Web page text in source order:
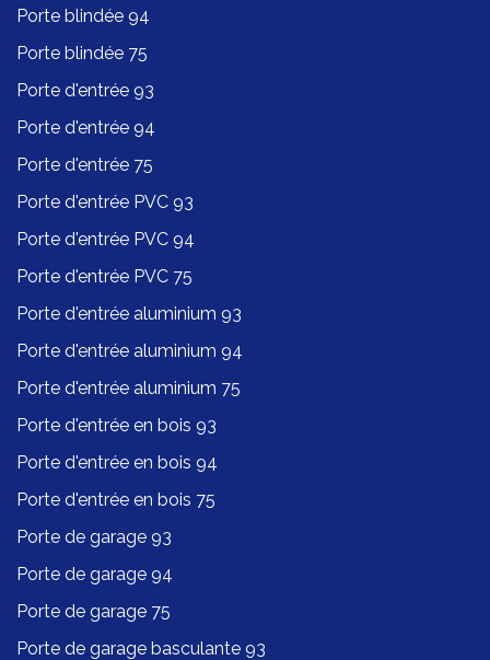
Porte blindée 94
Porte blindée 75
Porte d'entrée 93
Porte d'entrée 94
Porte d'entrée 75
Porte d'entrée PVC 93
Porte d'entrée PVC 94
Porte d'entrée PVC 75
Porte d'entrée aluminium 93
Porte d'entrée aluminium 94
Porte d'entrée aluminium 75
Porte d'entrée en bois 93
Porte d'entrée en bois 94
Porte d'entrée en bois 75
Porte de garage 93
Porte de garage 94
Porte de garage 75
Porte de garage basculante 93